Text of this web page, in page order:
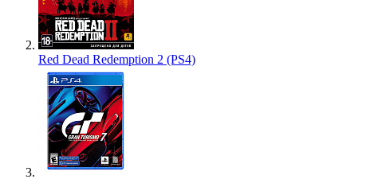
Red Dead Redemption 2 (PS4)